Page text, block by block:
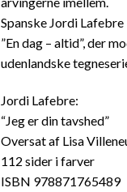
Spanske Jordi
”En dag – altid”, der
udenlandske
Jordi Lafebre:
“Jeg er din tavshed”
Oversat af Lisa
112 sider i farver
ISBN 978871765489